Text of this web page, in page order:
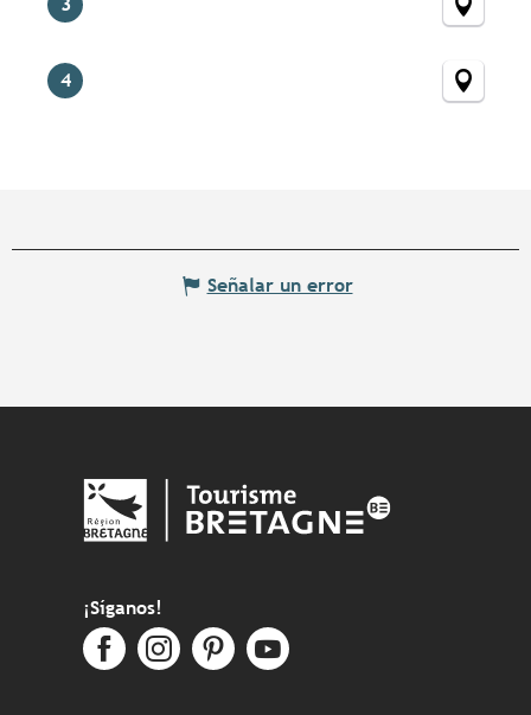
4
Señalar un error
¡Síganos!